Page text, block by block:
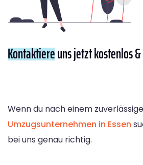
Kontaktiereuns jetzt kostenlos
Wenn du nach einem
Umzugsunternehmen in Essen
bei uns genau richtig.